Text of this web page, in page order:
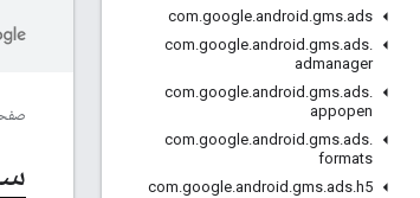
com.google.android .gms.ads
com.google.android .gms.ads.
admanager
com.google.android .gms.ads.
appopen
com.google.android .gms.ads.
formats
com.google.android .gms.ads.h5